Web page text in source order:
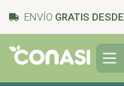
ENVÍO GRATIS